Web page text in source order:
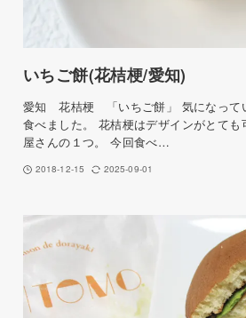
いちご餅(花桔梗/愛知)
愛知 花桔梗 「いちご餅」 気になって
食べました。 花桔梗はデザインがとて
屋さんの１つ。 今回食べ…
2018-12-15 2025-09-01